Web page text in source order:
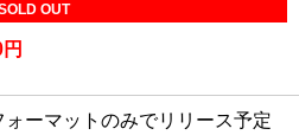
OUT
ーマットのみでリリース予定